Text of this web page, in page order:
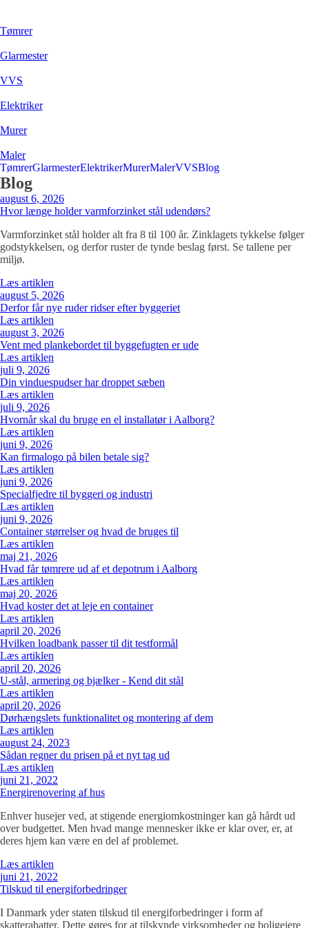
Tømrer
Glarmester
VVS
Elektriker
Murer
Maler
TømrerGlarmesterElektrikerMurerMalerVVSBlog
Blog
august 6, 2026
Hvor længe holder varmforzinket stål udendørs?
Varmforzinket stål holder alt fra 8 til 100 år. Zinklagets tykkelse følger
godstykkelsen, og derfor ruster de tynde beslag først. Se tallene per
miljø.
Læs artiklen
august 5, 2026
Derfor får nye ruder ridser efter byggeriet
Læs artiklen
august 3, 2026
Vent med plankebordet til byggefugten er ude
Læs artiklen
juli 9, 2026
Din vinduespudser har droppet sæben
Læs artiklen
juli 9, 2026
Hvornår skal du bruge en el installatør i Aalborg?
Læs artiklen
juni 9, 2026
Kan firmalogo på bilen betale sig?
Læs artiklen
juni 9, 2026
Specialfjedre til byggeri og industri
Læs artiklen
juni 9, 2026
Container størrelser og hvad de bruges til
Læs artiklen
maj 21, 2026
Hvad får tømrere ud af et depotrum i Aalborg
Læs artiklen
maj 20, 2026
Hvad koster det at leje en container
Læs artiklen
april 20, 2026
Hvilken loadbank passer til dit testformål
Læs artiklen
april 20, 2026
U-stål, armering og bjælker - Kend dit stål
Læs artiklen
april 20, 2026
Dørhængslets funktionalitet og montering af dem
Læs artiklen
august 24, 2023
Sådan regner du prisen på et nyt tag ud
Læs artiklen
juni 21, 2022
Energirenovering af hus
Enhver husejer ved, at stigende energiomkostninger kan gå hårdt ud
over budgettet. Men hvad mange mennesker ikke er klar over, er, at
deres hjem kan være en del af problemet.
Læs artiklen
juni 21, 2022
Tilskud til energiforbedringer
I Danmark yder staten tilskud til energiforbedringer i form af
skatterabatter. Dette gøres for at tilskynde virksomheder og boligejere